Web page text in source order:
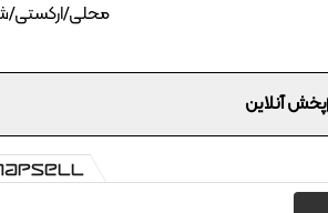
محلی/ارکستی/
پخش آنلاین